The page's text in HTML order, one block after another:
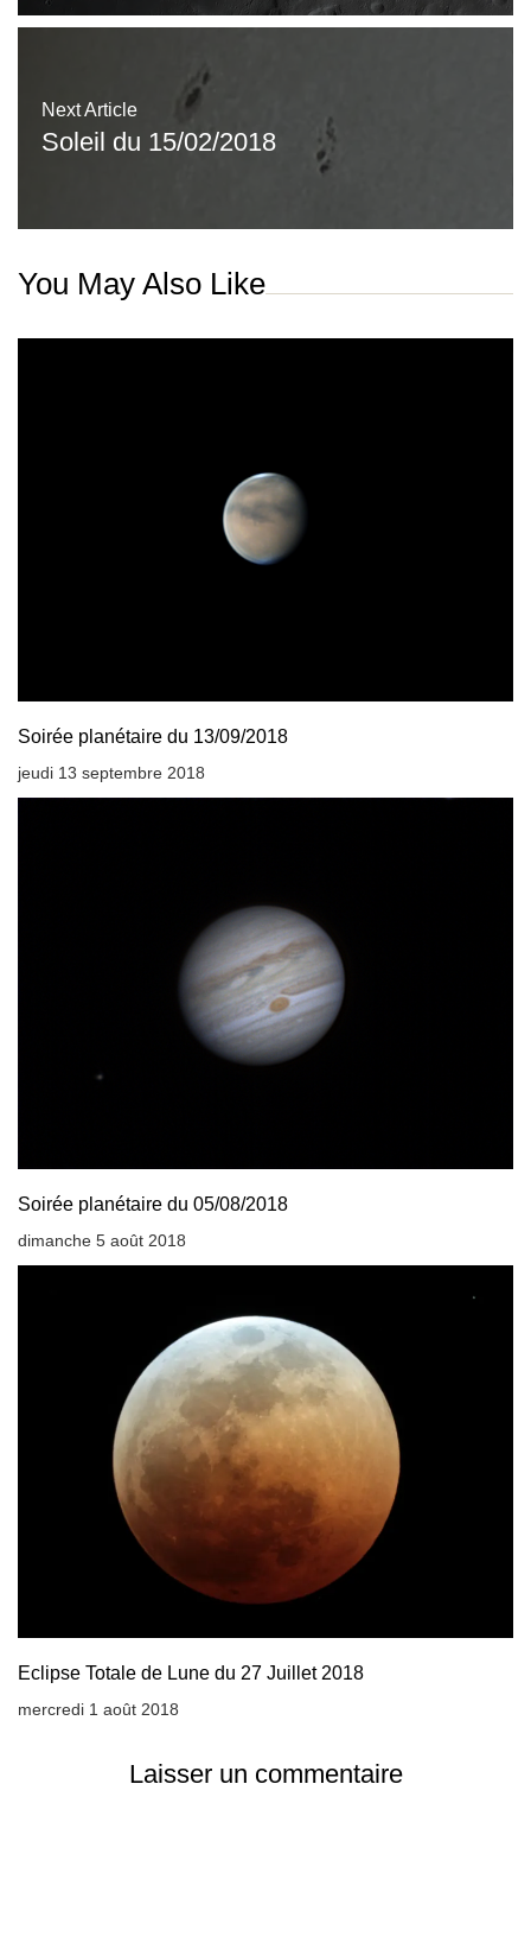
Next Article
Soleil du 15/02/2018
You May Also Like
Soirée planétaire du 13/09/2018
jeudi 13 septembre 2018
Soirée planétaire du 05/08/2018
dimanche 5 août 2018
Eclipse Totale de Lune du 27 Juillet 2018
mercredi 1 août 2018
Laisser un commentaire